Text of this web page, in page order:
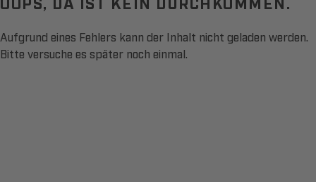
Aufgrund eines Fehlers kann der Inhalt nicht geladen werden.
Bitte versuche es später noch einmal.